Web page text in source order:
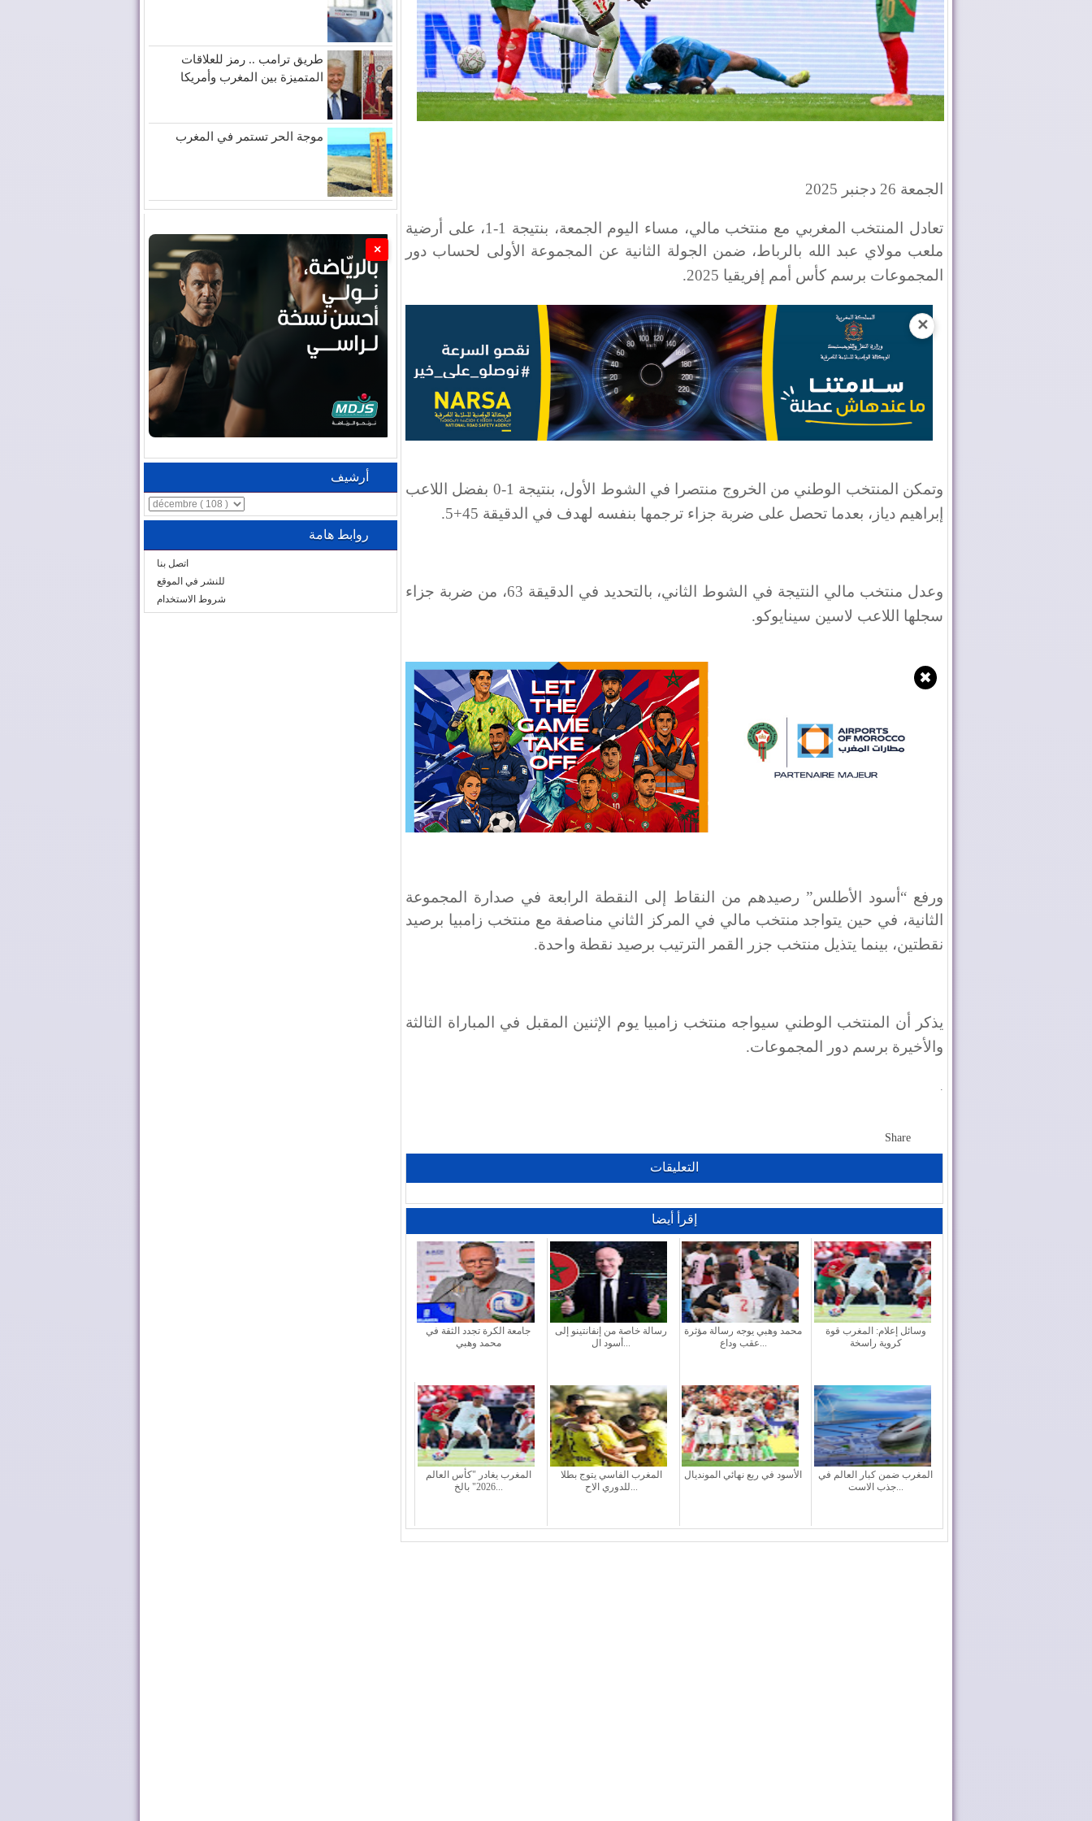
الجمعة 26 دجنبر 2025
تعادل المنتخب المغربي مع منتخب مالي، مساء اليوم الجمعة، بنتيجة 1-1، على أرضية
ملعب مولاي عبد الله بالرباط، ضمن الجولة الثانية عن المجموعة الأولى لحساب دور
المجموعات برسم كأس أمم إفريقيا 2025
.
✕
وتمكن المنتخب الوطني من الخروج منتصرا في الشوط الأول، بنتيجة 1-0 بفضل اللاعب
إبراهيم دياز، بعدما تحصل على ضربة جزاء ترجمها بنفسه لهدف في الدقيقة 45+5
.
وعدل منتخب مالي النتيجة في الشوط الثاني، بالتحديد في الدقيقة 63، من ضربة جزاء
سجلها اللاعب لاسين سينايوكو.
✖
ورفع “أسود الأطلس” رصيدهم من النقاط إلى النقطة الرابعة في صدارة المجموعة
الثانية، في حين يتواجد منتخب مالي في المركز الثاني مناصفة مع منتخب زامبيا برصيد
نقطتين، بينما يتذيل منتخب جزر القمر الترتيب برصيد نقطة واحدة.
يذكر أن المنتخب الوطني سيواجه منتخب زامبيا يوم الإثنين المقبل في المباراة الثالثة
والأخيرة برسم دور المجموعات.
.
Share
التعليقات
إقرأ أيضا
جامعة الكرة تجدد الثقة في
محمد وهبي
رسالة خاصة من إنفانتينو إلى
أسود ال...
محمد وهبي يوجه رسالة مؤثرة
عقب وداع...
وسائل إعلام: المغرب قوة
كروية راسخة
المغرب يغادر "كأس العالم
2026" بالخ...
المغرب الفاسي يتوج بطلا
للدوري الاح...
الأسود في ربع نهائي المونديال
المغرب ضمن كبار العالم في
جذب الاست...
طريق ترامب .. رمز للعلاقات
المتميزة بين المغرب وأمريكا
موجة الحر تستمر في المغرب
×
أرشيف
روابط هامة
اتصل بنا
للنشر في الموقع
شروط الاستخدام